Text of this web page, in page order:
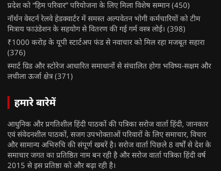
प्रदेश को “हिम परिवार” परियोजना के लिए मिला विशेष सम्मान (450)
नॉर्थन वेस्टर्न रेलवे हेडक्वार्टर में समस्त अल्पवेतन भोगी कर्मचारियों को टीम
मित्राय फाउंडेशन के सहयोग से वितरण की गई गर्म वस्त्र लोई। (398)
₹1000 करोड़ के यूपी स्टार्टअप फंड से नवाचार को मिल रहा मजबूत सहारा
(376)
स्मार्ट ग्रिड और स्टोरेज आधारित समाधानों से संचालित होगा भविष्य-सक्षम और
लचीला ऊर्जा क्षेत्र (371)
हमारे बारेमें
आधुनिक और प्रगतिशील हिंदी पाठकों की पत्रिका सरोज वार्ता हिंदी, जानकार
एवं संवेदनशील पाठकों, सजग उपभोक्ताओं परिवारों के लिए समाचार, विचार
और सामान्य अभिरुचि की संपूर्ण खबरें है। सरोज वार्ता पिछले 8 वर्षों से देश के
समाचार जगत का प्रतिष्ठित नाम बन रही है और सरोज वार्ता पत्रिका हिंदी वर्ष
2015 से इस प्रतिष्ठा को और बढ़ा रही है।